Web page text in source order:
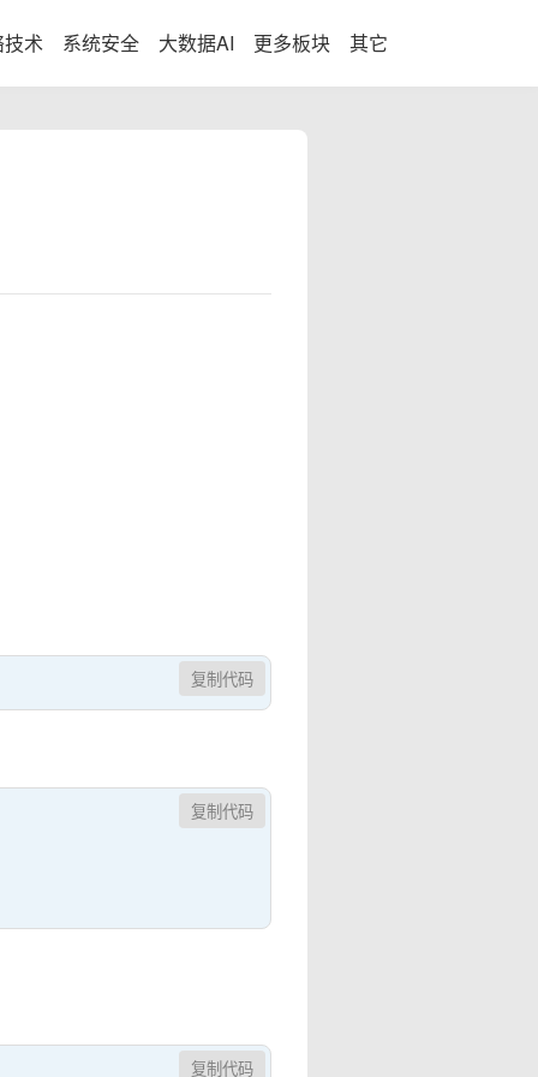
技术 系统安全 大数据AI 更多板块 其它
复制代码
复制代码
复制代码